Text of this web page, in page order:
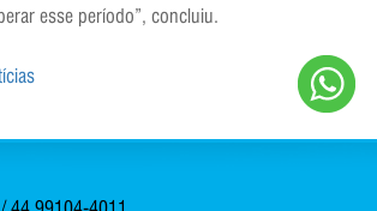
esse período”, concluiu.